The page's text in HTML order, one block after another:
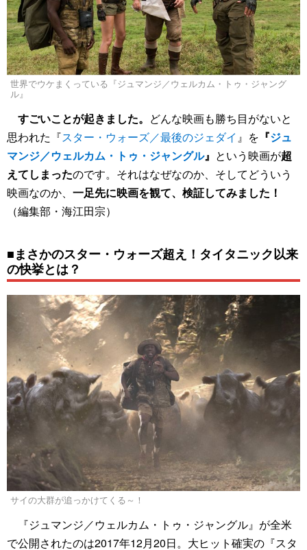
世界でウケまくっている『ジュマンジ／ウェルカム・トゥ・ジャング
ル』
すごいことが起きました。 どんな映画も勝ち目がないと
思われた『スター・ウォーズ／最後のジェダイ 』を 『ジュ
マンジ／ウェルカム・トゥ・ジャングル』 という映画が超
えてしまったのです。それはなぜなのか、そしてどういう
映画なのか、 一足先に映画を観て、検証してみました！
（編集部・海江田宗）
■まさかのスター・ウォーズ超え！タイタニック以来
の快挙とは？
サイの大群が追っかけてくる～！
『ジュマンジ／ウェルカム・トゥ・ジャングル』が全米
で公開されたのは2017年12月20日。大ヒット確実の『スタ